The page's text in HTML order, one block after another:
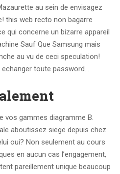
au sein de envisagez
this web recto non bagarre
qui concerne un bizarre appareil
Sauf Que Samsung mais
au vu de ceci speculation!
toute password…
vos gammes diagramme B.
aboutissez siege depuis chez
oui? Non seulement au cours
en aucun cas l’engagement,
pareillement unique beaucoup